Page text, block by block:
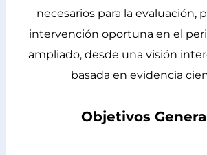
necesarios para la evaluación,
intervención oportuna en el
ampliado, desde una visión
basada en evidencia
Objetivos